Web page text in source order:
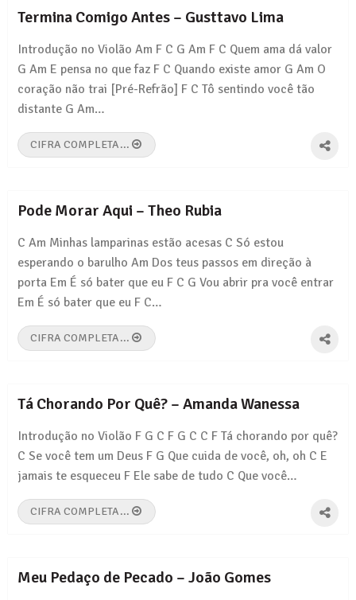
Pais e Filhos – Legião Urbana
Tempo Perdido – Legião Urbana
Termina Comigo Antes – Gusttavo Lima
Introdução no Violão Am F C G Am F C Quem ama dá valor
G Am E pensa no que faz F C Quando existe amor G Am O
coração não trai [Pré-Refrão] F C Tô sentindo você tão
distante G Am…
CIFRA COMPLETA...
Pode Morar Aqui – Theo Rubia
C Am Minhas lamparinas estão acesas C Só estou
esperando o barulho Am Dos teus passos em direção à
porta Em É só bater que eu F C G Vou abrir pra você entrar
Em É só bater que eu F C…
CIFRA COMPLETA...
Tá Chorando Por Quê? – Amanda Wanessa
Introdução no Violão F G C F G C C F Tá chorando por quê?
C Se você tem um Deus F G Que cuida de você, oh, oh C E
jamais te esqueceu F Ele sabe de tudo C Que você…
CIFRA COMPLETA...
Meu Pedaço de Pecado – João Gomes